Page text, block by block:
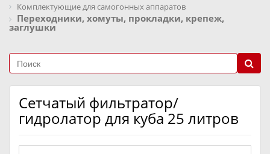
Комплектующие для самогонных аппаратов
Переходники, хомуты, прокладки, крепеж,
заглушки
Сетчатый фильтратор/
гидролатор для куба 25 литров